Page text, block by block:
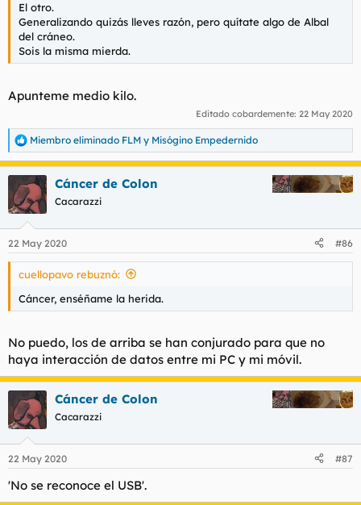
El otro.
Generalizando quizás lleves razón, pero quítate algo de Albal
del cráneo.
Sois la misma mierda.
Apunteme medio kilo.
Editado cobardemente: 22 May 2020
R
e
a
c
i
e
s
Miembro eliminado FLM y Misógino Empedernido
Cáncer de Colon
Cacarazzi
22 May 2020 #86
cuellopavo rebuznó:
Cáncer, enséñame la herida.
No puedo, los de arriba se han conjurado para que no
haya interacción de datos entre mi PC y mi móvil.
Cáncer de Colon
Cacarazzi
22 May 2020 #87
'No se reconoce el USB'.